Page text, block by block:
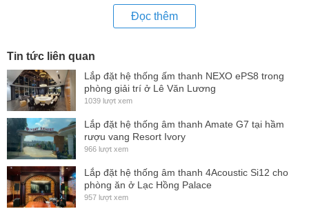
Đọc thêm
Tin tức liên quan
Lắp đặt hệ thống ấm thanh NEXO ePS8 trong
phòng giải trí ở Lê Văn Lương
1039 lượt xem
Lắp đặt hệ thống âm thanh Amate G7 tại hầm
rượu vang Resort Ivory
966 lượt xem
Lắp đặt hệ thống âm thanh 4Acoustic Si12 cho
phòng ăn ở Lạc Hồng Palace
957 lượt xem